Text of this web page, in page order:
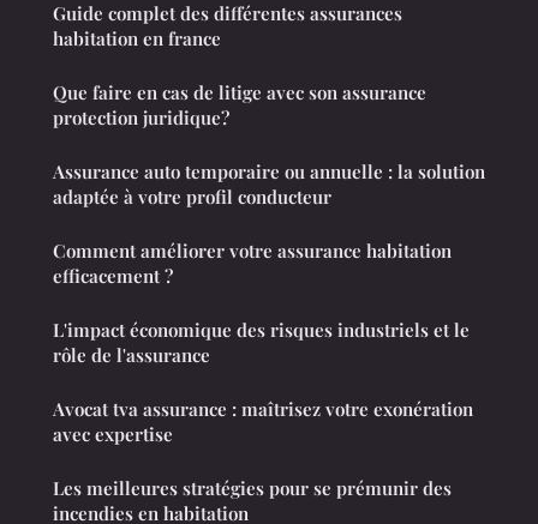
Guide complet des différentes assurances
habitation en france
Que faire en cas de litige avec son assurance
protection juridique?
Assurance auto temporaire ou annuelle : la solution
adaptée à votre profil conducteur
Comment améliorer votre assurance habitation
efficacement ?
L'impact économique des risques industriels et le
rôle de l'assurance
Avocat tva assurance : maîtrisez votre exonération
avec expertise
Les meilleures stratégies pour se prémunir des
incendies en habitation